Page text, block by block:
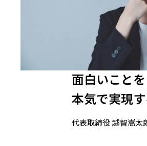
面白いことを
本気で実現す
代表取締役 越智嵩太